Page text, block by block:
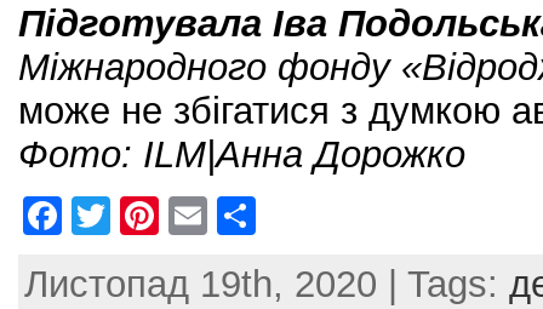
Підготувала Іва
Міжнародного фонду
може не збігатися з думкою
Фото: ILM |Анна Дорожко
F
c
T
itt
Pi
er
E
ai ar
Листопад 19th, 2020 | Tags: